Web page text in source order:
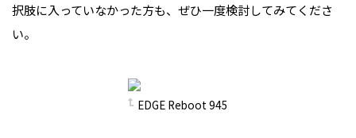
択肢に入っていなかった方も、ぜひ一度検討してみてくださ
い。
EDGE Reboot 945